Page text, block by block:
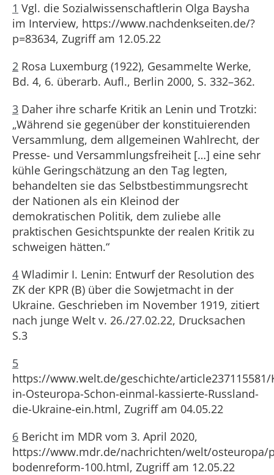
1 Vgl. die Sozialwissenschaftlerin Olga Baysha
im Interview, https://www.nachdenkseiten.de/?
p=83634, Zugriff am 12.05.22
2 Rosa Luxemburg (1922), Gesammelte Werke,
Bd. 4, 6. überarb. Aufl., Berlin 2000, S. 332–362.
3 Daher ihre scharfe Kritik an Lenin und Trotzki:
„Während sie gegenüber der konstituierenden
Versammlung, dem allgemeinen Wahlrecht, der
Presse- und Versammlungsfreiheit […] eine sehr
kühle Geringschätzung an den Tag legten,
behandelten sie das Selbstbestimmungsrecht
der Nationen als ein Kleinod der
demokratischen Politik, dem zuliebe alle
praktischen Gesichtspunkte der realen Kritik zu
schweigen hätten.“
4 Wladimir I. Lenin: Entwurf der Resolution des
ZK der KPR (B) über die Sowjetmacht in der
Ukraine. Geschrieben im November 1919, zitiert
nach junge Welt v. 26./27.02.22, Drucksachen
S.3
5
https://www.welt.de/geschichte/article237115581/
in-Osteuropa-Schon-einmal-kassierte-Russland-
die-Ukraine-ein.html, Zugriff am 04.05.22
6 Bericht im MDR vom 3. April 2020,
https://www.mdr.de/nachrichten/welt/osteuropa/
bodenreform-100.html, Zugriff am 12.05.22